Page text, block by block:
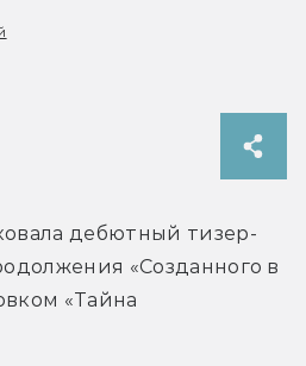
дебютный тизер-
«Созданного в
«Тайна